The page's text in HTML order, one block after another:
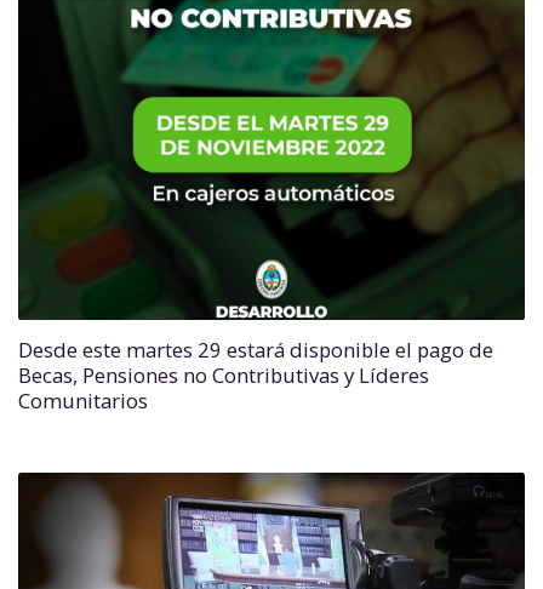
Desde este martes 29 estará disponible el pago de
Becas, Pensiones no Contributivas y Líderes
Comunitarios